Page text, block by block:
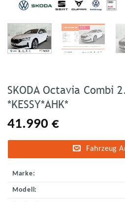
SKODA Octavia Combi
*KESSY*AHK*
41.990 €
Fahrzeug
Marke:
Modell: